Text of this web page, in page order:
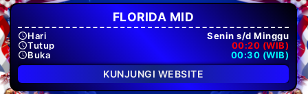
FLORIDA MID
Hari
Senin s/d Minggu
Tutup
00:20 (WIB)
Buka
00:30 (WIB)
KUNJUNGI WEBSITE